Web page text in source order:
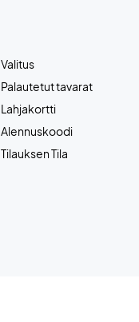
Valitus
Palautetut tavarat
Lahjakortti
Alennuskoodi
Tilauksen Tila